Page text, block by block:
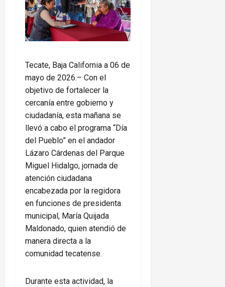
Tecate, Baja California a 06 de
mayo de 2026.– Con el
objetivo de fortalecer la
cercanía entre gobierno y
ciudadanía, esta mañana se
llevó a cabo el programa “Día
del Pueblo” en el andador
Lázaro Cárdenas del Parque
Miguel Hidalgo, jornada de
atención ciudadana
encabezada por la regidora
en funciones de presidenta
municipal, María Quijada
Maldonado, quien atendió de
manera directa a la
comunidad tecatense.
Durante esta actividad, la